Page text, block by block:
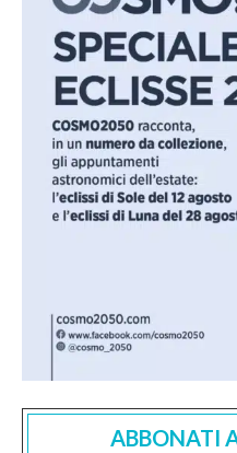
ABBONATI